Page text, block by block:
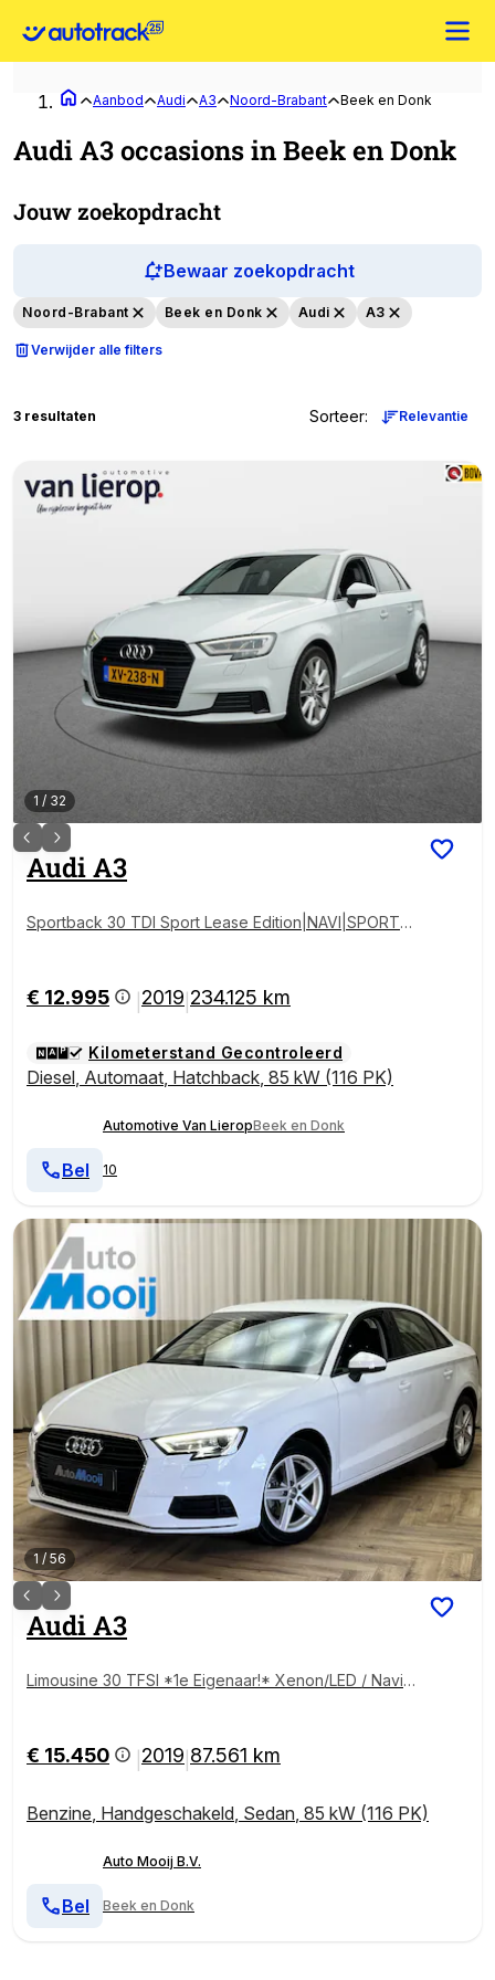
Aanbod Audi A3 Noord-Brabant Beek en Donk
Audi A3 occasions in Beek en Donk
Jouw zoekopdracht
Bewaar zoekopdracht
Noord-Brabant Beek en Donk Audi A3
Verwijder alle filters
3 resultaten Sorteer: Relevantie
1 / 32
AudiA3
Sportback 30 TDI Sport Lease Edition|NAVI|SPORTS
€ 12.995 2019 234.125 km
Kilometerstand Gecontroleerd
Diesel, Automaat, Hatchback, 85 kW (116 PK)
Automotive Van LieropBeek en Donk
10
Bel
1 / 56
AudiA3
Limousine 30 TFSI *1e Eigenaar!* Xenon/LED / Navig
€ 15.450 2019 87.561 km
Benzine, Handgeschakeld, Sedan, 85 kW (116 PK)
Auto Mooij B.V.
Beek en Donk
Bel